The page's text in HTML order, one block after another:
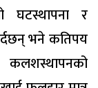
घटस्थापना र
भने कतिपय
कलशस्थापनको